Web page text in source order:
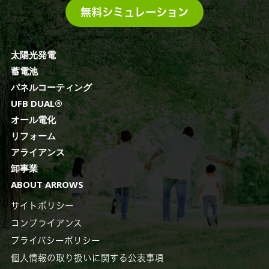
無料シミュレーション
太陽光発電
蓄電池
パネルコーティング
UFB DUAL®️
オール電化
リフォーム
アライアンス
卸事業
ABOUT ARROWS
サイトポリシー
コンプライアンス
プライバシーポリシー
個人情報の取り扱いに関する公表事項